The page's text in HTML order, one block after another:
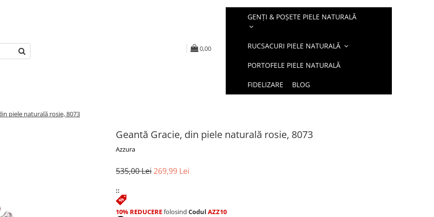
0,00
GENȚI & POȘETE PIELE NATURALĂ
RUCSACURI PIELE NATURALĂ
PORTOFELE PIELE NATURALĂ
FIDELIZARE BLOG
piele naturală rosie, 8073
Geantă Gracie, din piele naturală rosie, 8073
Azzura
535,00 Lei269,99 Lei
::
10% REDUCEREfolosind Codul AZZ10